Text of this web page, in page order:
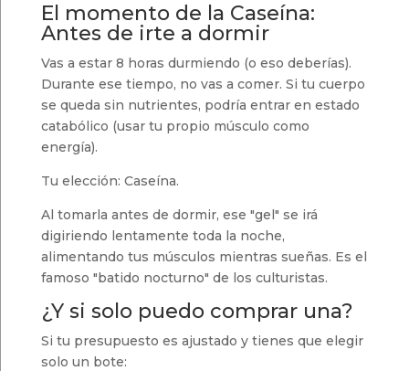
El momento de la Caseína:
Antes de irte a dormir
Vas a estar 8 horas durmiendo (o eso deberías).
Durante ese tiempo, no vas a comer. Si tu cuerpo
se queda sin nutrientes, podría entrar en estado
catabólico (usar tu propio músculo como
energía).
Tu elección: Caseína.
Al tomarla antes de dormir, ese "gel" se irá
digiriendo lentamente toda la noche,
alimentando tus músculos mientras sueñas. Es el
famoso "batido nocturno" de los culturistas.
¿Y si solo puedo comprar una?
Si tu presupuesto es ajustado y tienes que elegir
solo un bote: